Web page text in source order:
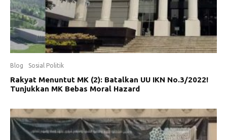
Blog Sosial Politik
Rakyat Menuntut MK (2): Batalkan UU IKN No.3/2022!
Tunjukkan MK Bebas Moral Hazard